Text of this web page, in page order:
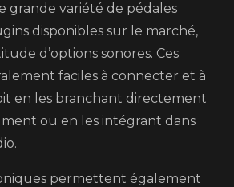
grande variété de pédales
disponibles sur le marché,
d’options sonores. Ces
faciles à connecter et à
en les branchant directement
ou en les intégrant dans
permettent également